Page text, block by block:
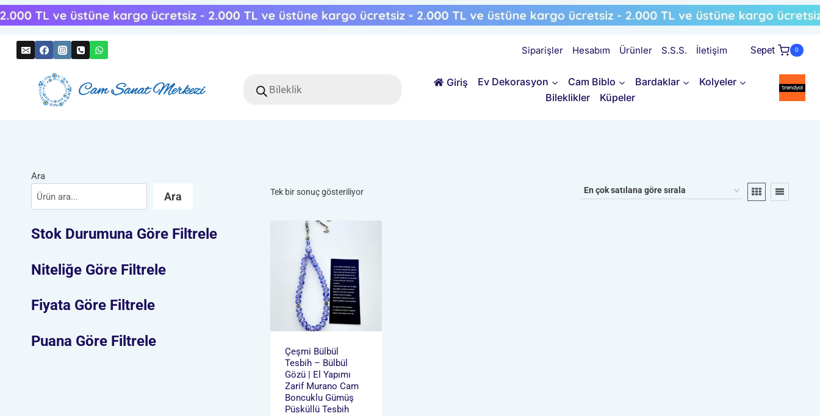
Skip
to
Siparişler Hesabım Ürünler S.S.S. İletişim Sepet 0
search
Giriş Ev Dekorasyon Cam Biblo Bardaklar
Kolyeler
Bileklikler
Küpeler
Tek bir sonuç gösteriliyor
Çeşmi Bülbül
Tesbih – Bülbül
Gözü | El Yapımı
Zarif Murano Cam
Boncuklu Gümüş
Püsküllü Tesbih
Ara
Ara
Stok Durumuna Göre Filtrele
Niteliğe Göre Filtrele
Fiyata Göre Filtrele
Puana Göre Filtrele